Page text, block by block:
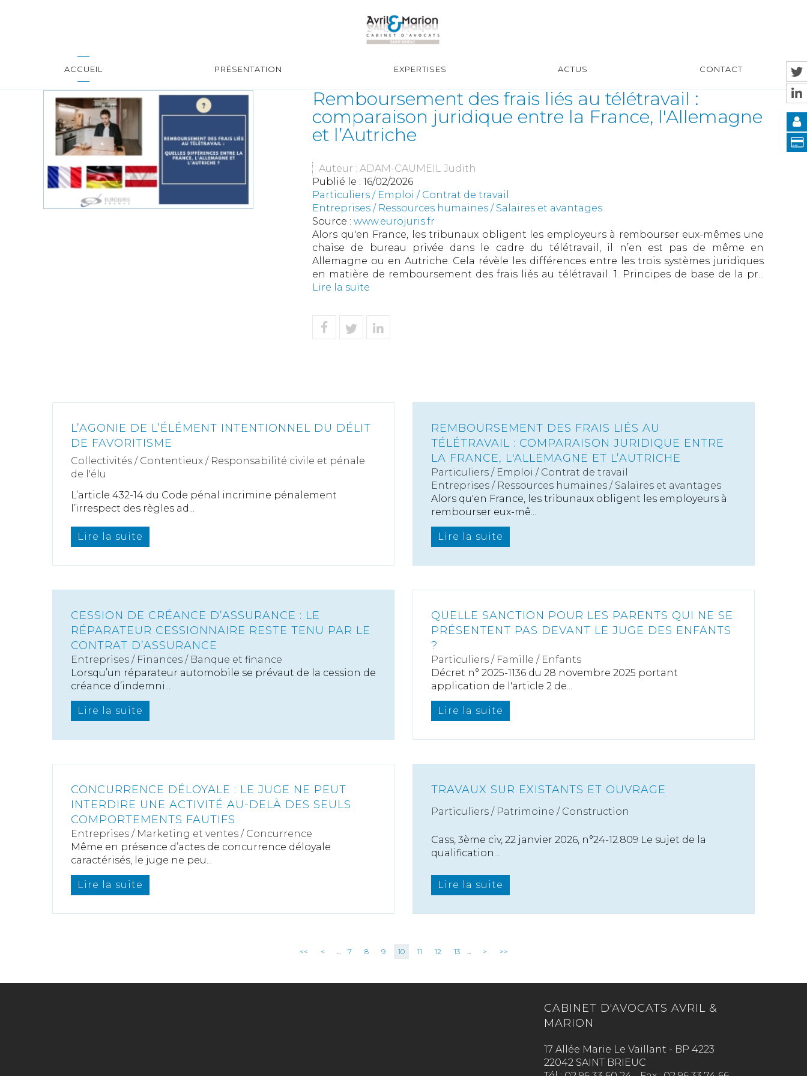
ACCUEIL PRÉSENTATION EXPERTISES ACTUS CONTACT
Remboursement des frais liés au télétravail :
comparaison juridique entre la France, l'Allemagne
et l’Autriche
Auteur : ADAM-CAUMEIL Judith
Publié le : 16/02/2026
Particuliers / Emploi / Contrat de travail
Entreprises / Ressources humaines / Salaires et avantages
Source : www.eurojuris.fr
Alors qu'en France, les tribunaux obligent les employeurs à rembourser eux-mêmes une
chaise de bureau privée dans le cadre du télétravail, il n’en est pas de même en
Allemagne ou en Autriche. Cela révèle les différences entre les trois systèmes juridiques
en matière de remboursement des frais liés au télétravail. 1. Principes de base de la pr...
Lire la suite
L’AGONIE DE L’ÉLÉMENT INTENTIONNEL DU DÉLIT
DE FAVORITISME
Collectivités / Contentieux / Responsabilité civile et pénale
de l'élu
L’article 432-14 du Code pénal incrimine pénalement
l’irrespect des règles ad...
Lire la suite
REMBOURSEMENT DES FRAIS LIÉS AU
TÉLÉTRAVAIL : COMPARAISON JURIDIQUE ENTRE
LA FRANCE, L'ALLEMAGNE ET L’AUTRICHE
Particuliers / Emploi / Contrat de travail
Entreprises / Ressources humaines / Salaires et avantages
Alors qu'en France, les tribunaux obligent les employeurs à
rembourser eux-mê...
Lire la suite
CESSION DE CRÉANCE D’ASSURANCE : LE
RÉPARATEUR CESSIONNAIRE RESTE TENU PAR LE
CONTRAT D’ASSURANCE
Entreprises / Finances / Banque et finance
Lorsqu’un réparateur automobile se prévaut de la cession de
créance d’indemni...
Lire la suite
QUELLE SANCTION POUR LES PARENTS QUI NE SE
PRÉSENTENT PAS DEVANT LE JUGE DES ENFANTS
?
Particuliers / Famille / Enfants
Décret n° 2025-1136 du 28 novembre 2025 portant
application de l'article 2 de...
Lire la suite
CONCURRENCE DÉLOYALE : LE JUGE NE PEUT
INTERDIRE UNE ACTIVITÉ AU-DELÀ DES SEULS
COMPORTEMENTS FAUTIFS
Entreprises / Marketing et ventes / Concurrence
Même en présence d’actes de concurrence déloyale
caractérisés, le juge ne peu...
Lire la suite
TRAVAUX SUR EXISTANTS ET OUVRAGE
Particuliers / Patrimoine / Construction
Cass, 3ème civ, 22 janvier 2026, n°24-12.809 Le sujet de la
qualification...
Lire la suite
<< < ... 7 8 9 10 11 12 13 ... > >>
CABINET D'AVOCATS AVRIL &
MARION
17 Allée Marie Le Vaillant - BP 4223
22042 SAINT BRIEUC